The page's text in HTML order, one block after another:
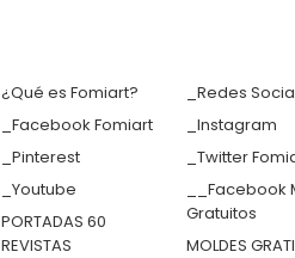
¿Qué es Fomiart?
_Redes
_Facebook Fomiart
_Instagram
_Pinterest
_Twitter
_Youtube
__Facebook
Gratuitos
PORTADAS 60
REVISTAS
MOLDES